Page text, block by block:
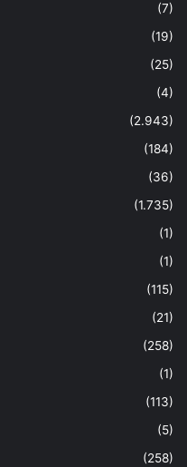
(7)
(19)
(25)
(4)
(2.943)
(184)
(36)
(1.735)
(1)
(1)
(115)
(21)
(258)
(1)
(113)
(5)
(258)